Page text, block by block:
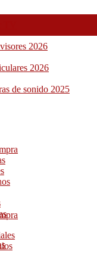
2026
2026
de sonido 2025